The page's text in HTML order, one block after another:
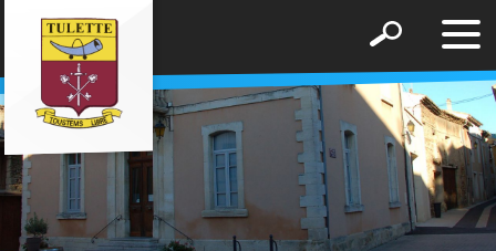
le
Afficher
formulaire
de
recherche